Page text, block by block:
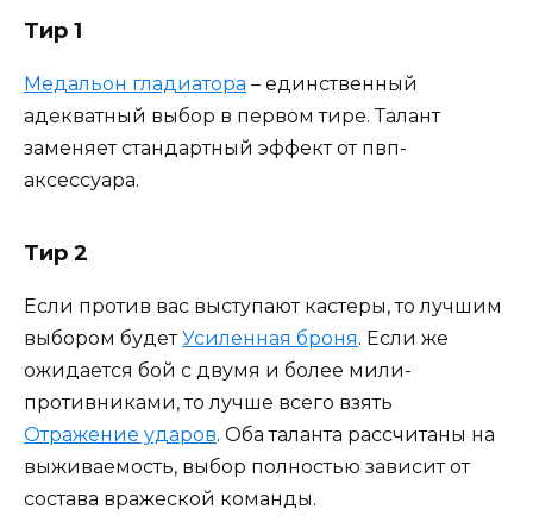
Тир 1
Медальон гладиатора – единственный
адекватный выбор в первом тире. Талант
заменяет стандартный эффект от пвп-
аксессуара.
Тир 2
Если против вас выступают кастеры, то лучшим
выбором будетУсиленная броня. Если же
ожидается бой с двумя и более мили-
противниками, то лучше всего взять
Отражение ударов. Оба таланта рассчитаны на
выживаемость, выбор полностью зависит от
состава вражеской команды.